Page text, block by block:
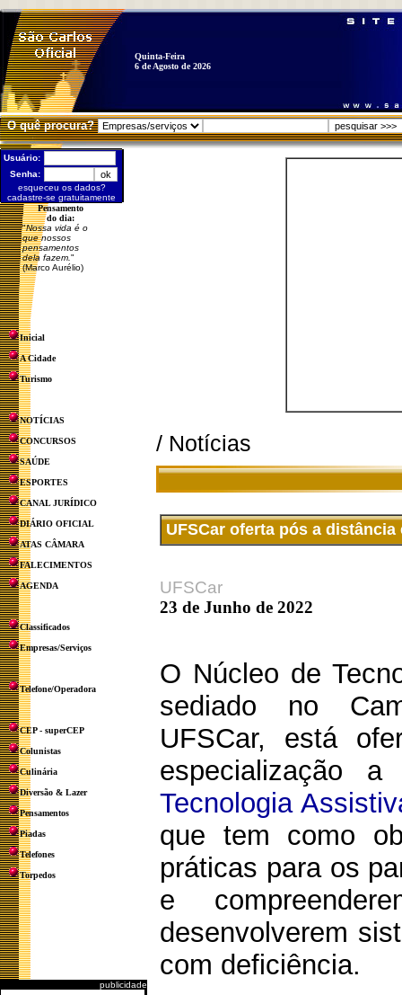
Quinta-Feira
6 de Agosto de 2026
O quê procura?
Usuário:
Senha:
esqueceu os dados?
cadastre-se gratuitamente
Pensamento
do dia:
"Nossa vida é o
que nossos
pensamentos
dela fazem. "
(Marco Aurélio)
Inicial
A Cidade
Turismo
NOTÍCIAS
CONCURSOS
SAÚDE
ESPORTES
CANAL JURÍDICO
DIÁRIO OFICIAL
ATAS CÂMARA
FALECIMENTOS
AGENDA
Classificados
Empresas/Serviços
Telefone/Operadora
CEP - superCEP
Colunistas
Culinária
Diversão & Lazer
Pensamentos
Piadas
Telefones
Torpedos
publicidade
/ Notícias
UFSCar oferta pós a
UFSCar
23 de Junho de 2022
O Núcleo de
sediado no
UFSCar, está
especialização
Tecnologia
que tem como
práticas para os
e
desenvolverem
com deficiência.